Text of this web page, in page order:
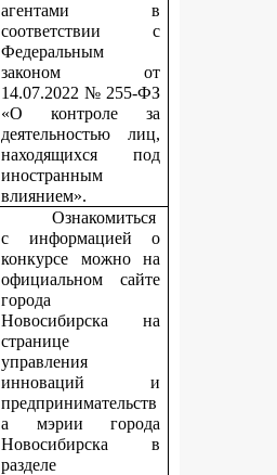
агентами в
соответствии с
Федеральным
законом от
14.07.2022 № 255-ФЗ
«О контроле за
деятельностью лиц,
находящихся под
иностранным
влиянием».
Ознакомиться
с информацией о
конкурсе можно на
официальном сайте
города
Новосибирска на
странице
управления
инноваций и
предпринимательств
а мэрии города
Новосибирска в
разделе